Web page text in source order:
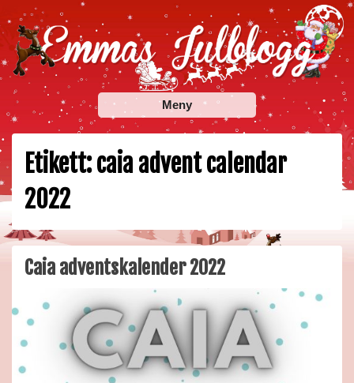
Skip
to
content
Emmas Julblogg
Julbloggar om julnyheter, julklappstips, julkalendrar,
adventskalendrar , julpyssel och julrecept!
Meny
Etikett:caia advent calendar
2022
Caia adventskalender 2022